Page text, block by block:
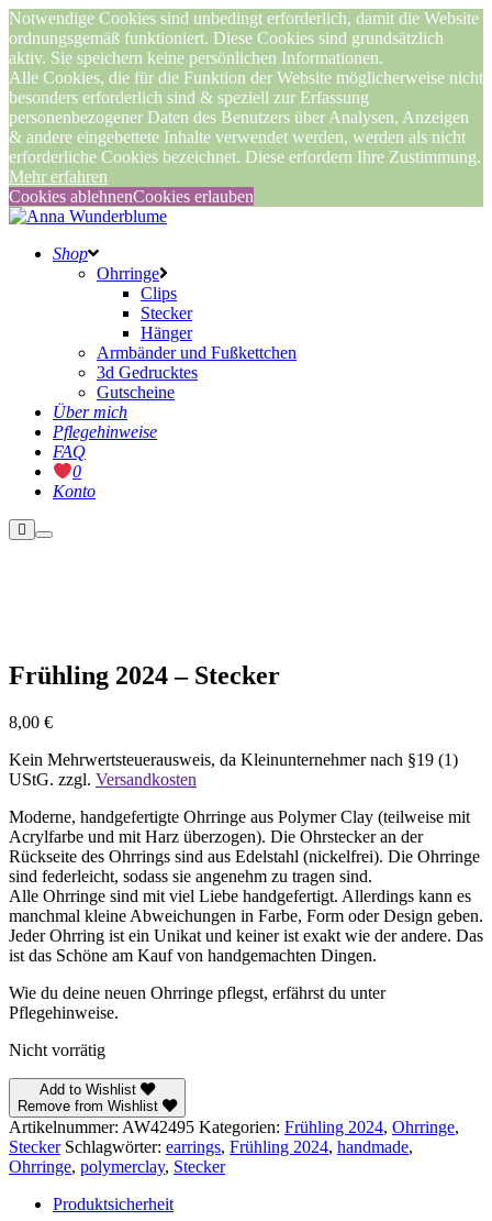
Notwendige Cookies sind unbedingt erforderlich, damit die Website
ordnungsgemäß funktioniert. Diese Cookies sind grundsätzlich
aktiv. Sie speichern keine persönlichen Informationen.
Alle Cookies, die für die Funktion der Website möglicherweise nicht
besonders erforderlich sind & speziell zur Erfassung
personenbezogener Daten des Benutzers über Analysen, Anzeigen
& andere eingebettete Inhalte verwendet werden, werden als nicht
erforderliche Cookies bezeichnet. Diese erfordern Ihre Zustimmung.
Mehr erfahren
Cookies ablehnenCookies erlauben
Shop
Ohrringe
Clips
Stecker
Hänger
Armbänder und Fußkettchen
3d Gedrucktes
Gutscheine
Über mich
Pflegehinweise
FAQ
0
Konto
Weitere
Informationen
Hauptmenü
Frühling 2024 – Stecker
8,00 €
Kein Mehrwertsteuerausweis, da Kleinunternehmer nach §19 (1)
UStG. zzgl. Versandkosten
Moderne, handgefertigte Ohrringe aus Polymer Clay (teilweise mit
Acrylfarbe und mit Harz überzogen). Die Ohrstecker an der
Rückseite des Ohrrings sind aus Edelstahl (nickelfrei). Die Ohrringe
sind federleicht, sodass sie angenehm zu tragen sind.
Alle Ohrringe sind mit viel Liebe handgefertigt. Allerdings kann es
manchmal kleine Abweichungen in Farbe, Form oder Design geben.
Jeder Ohrring ist ein Unikat und keiner ist exakt wie der andere. Das
ist das Schöne am Kauf von handgemachten Dingen.
Wie du deine neuen Ohrringe pflegst, erfährst du unter
Pflegehinweise.
Nicht vorrätig
Add to Wishlist
Remove from Wishlist
Artikelnummer: AW42495 Kategorien: Frühling 2024, Ohrringe,
Stecker Schlagwörter: earrings, Frühling 2024, handmade,
Ohrringe, polymerclay, Stecker
Produktsicherheit